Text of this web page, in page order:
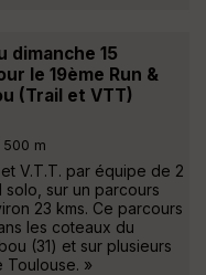
dimanche 15
le 19ème Run &
(Trail et VTT)
500 m
V.T.T. par équipe de 2
solo, sur un parcours
23 kms. Ce parcours
les coteaux du
(31) et sur plusieurs
Toulouse. »